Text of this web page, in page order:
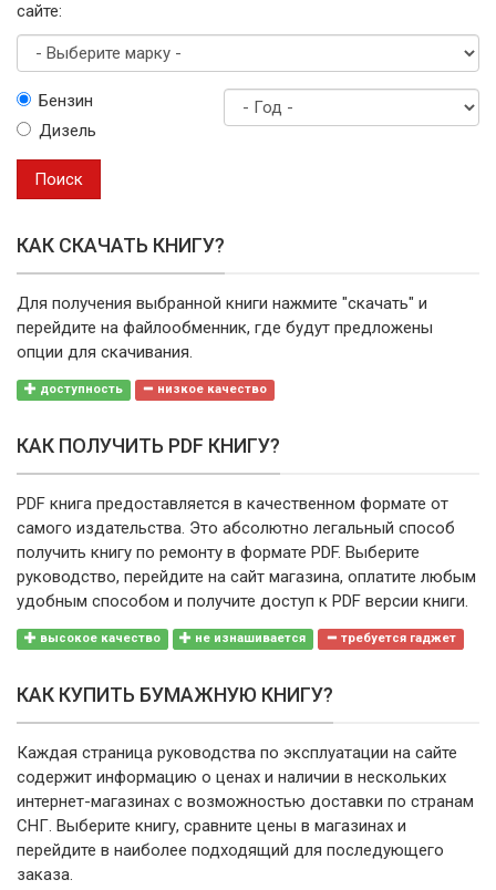
сайте:
маркуБензин
Дизель
Поиск
КАК СКАЧАТЬ КНИГУ?
Для получения выбранной книги нажмите "скачать" и
перейдите на файлообменник, где будут предложены
опции для скачивания.
доступность низкое качество
КАК ПОЛУЧИТЬ PDF КНИГУ?
PDF книга предоставляется в качественном формате от
самого издательства. Это абсолютно легальный способ
получить книгу по ремонту в формате PDF. Выберите
руководство, перейдите на сайт магазина, оплатите любым
удобным способом и получите доступ к PDF версии книги.
высокое качество не изнашивается требуется гаджет
КАК КУПИТЬ БУМАЖНУЮ КНИГУ?
Каждая страница руководства по эксплуатации на сайте
содержит информацию о ценах и наличии в нескольких
интернет-магазинах с возможностью доставки по странам
СНГ. Выберите книгу, сравните цены в магазинах и
перейдите в наиболее подходящий для последующего
заказа.